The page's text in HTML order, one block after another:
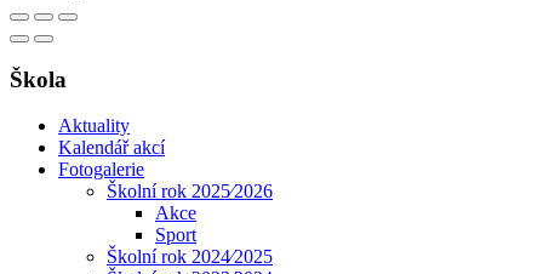
Škola
Aktuality
Kalendář akcí
Fotogalerie
Školní rok 2025⁄2026
Akce
Sport
Školní rok 2024⁄2025